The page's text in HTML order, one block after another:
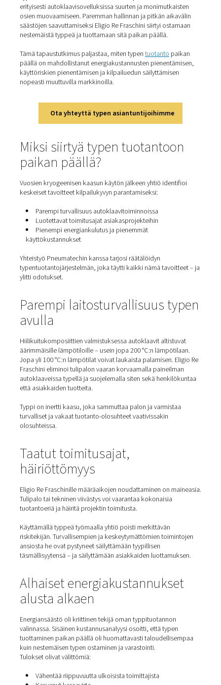
Yksi arvostetuista asiakkaistamme Italiassa, Eligio Re
on rakentanut vahvan maineen tarkkojen komposiitti- ja
metallikomponenttien valmistuksessa. Pohjois-
ja täsmälliset toimitukset eivät ole neuvoteltavissa.
Typellä on kriittinen rooli niiden tuotantoprosesseissa –
osien muovaamiseen. Paremman hallinnan ja pitkän
säästöjen saavuttamiseksi Eligio Re Fraschini siirtyi
nestemäistä typpeä ja tuottamaan sitä paikan päällä.
Tämä tapaustutkimus paljastaa, miten typentuotanto
päällä on mahdollistanut energiakustannusten
käyttöriskien pienentämisen ja kilpailuedun
nopeasti muuttuvilla markkinoilla.
Ota yhteyttä typen asiantuntijoihimme
Miksi siirtyä typen
paikan päällä?
Vuosien kryogeenisen kaasun käytön jälkeen yhtiö
keskeiset tavoitteet kilpailukyvyn parantamiseksi:
Parempi turvallisuus autoklaavitoiminnoissa
Luotettavat toimitusajat asiakasprojekteihin
Pienempi energiankulutus ja pienemmät
käyttökustannukset
Yhteistyö Pneumatechin kanssa tarjosi räätälöidyn
typentuotantojärjestelmän, joka täytti kaikki nämä
ylitti odotukset.
Parempi laitosturvallisuus
avulla
Hiilikuitukomposiittien valmistuksessa autoklaavit
äärimmäisille lämpötiloille – usein jopa 200 °C:n
Jopa yli 100 °C:n lämpötilat voivat laukaista palamisen.
Fraschini eliminoi tulipalon vaaran korvaamalla
autoklaaveissa typellä ja suojelemalla siten sekä
Typpi on inertti kaasu, joka sammuttaa palon ja
turvalliset ja vakaat tuotanto-olosuhteet vaativissakin
olosuhteissa.
Taatut toimitusajat,
häiriöttömyys